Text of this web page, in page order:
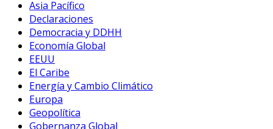
Asia Pacífico
Declaraciones
Democracia y DDHH
Economía Global
EEUU
El Caribe
Energía y Cambio Climático
Europa
Geopolítica
Gobernanza Global